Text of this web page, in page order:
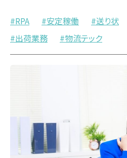
RPA 安定稼働 送り状
出荷業務
物流テック